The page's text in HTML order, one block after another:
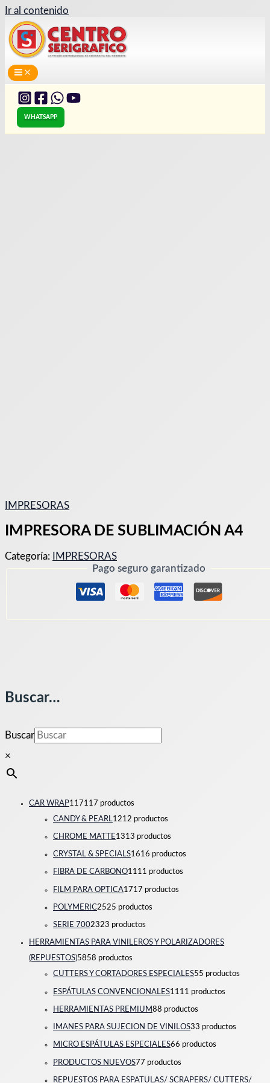
Ir al contenido
WHATSAPP
Buscar…
Buscar
×
CAR WRAP117117 productos
CANDY & PEARL1212 productos
CHROME MATTE1313 productos
CRYSTAL & SPECIALS1616 productos
FIBRA DE CARBONO1111 productos
FILM PARA OPTICA1717 productos
POLYMERIC2525 productos
SERIE 7002323 productos
HERRAMIENTAS PARA VINILEROS Y POLARIZADORES
(REPUESTOS)5858 productos
CUTTERS Y CORTADORES ESPECIALES55 productos
ESPÁTULAS CONVENCIONALES1111 productos
HERRAMIENTAS PREMIUM88 productos
IMANES PARA SUJECION DE VINILOS33 productos
MICRO ESPÁTULAS ESPECIALES66 productos
PRODUCTOS NUEVOS77 productos
REPUESTOS PARA ESPATULAS/ SCRAPERS/ CUTTERS/
IMPRESORAS
IMPRESORA DE SUBLIMACIÓN A4
Categoría:
IMPRESORAS
Pago seguro garantizado